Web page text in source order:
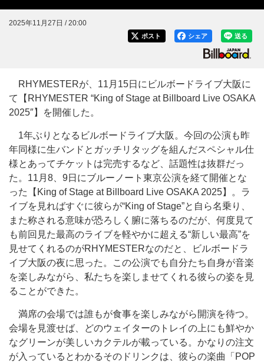
2025年11月27日 / 20:00
送る
シェア
ポスト
RHYMESTERが、11月15日にビルボードライブ大阪に
て【RHYMESTER “King of Stage at Billboard Live OSAKA
2025″】を開催した。
1年ぶりとなるビルボードライブ大阪。今回の公演も昨
年同様に生バンドとガッチリタッグを組んだスペシャル仕
様とあってチケットは完売するなど、話題性は抜群だっ
た。11月8、9日にブルーノート東京公演を経て開催とな
った【King of Stage at Billboard Live OSAKA 2025】。ラ
イブを見ればすぐに彼らが“King of Stage”と自ら名乗り、
また称される意味が恐ろしく腑に落ちるのだが、何度見て
も前回見た最高のライブを軽やかに超える“新しい最高”を
見せてくれるのがRHYMESTERなのだと、ビルボードラ
イブ大阪の夜に思った。この公演でも自分たち自身が音楽
を楽しみながら、私たちを楽しませてくれる彼らの姿を見
ることができた。
満席の会場では誰もが食事を楽しみながら開演を待つ。
会場を見渡せば、どのウェイターのトレイの上にも鮮やか
なグリーンが美しいカクテルが載っている。かなりの注文
が入っているとわかるそのドリンクは、彼らの楽曲「POP